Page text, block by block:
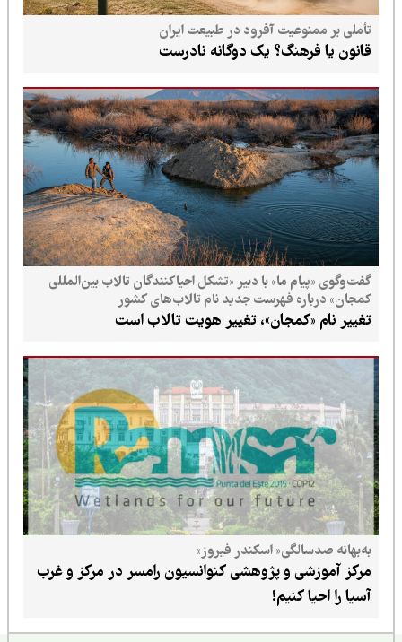
تأملی بر ممنوعیت آفرود در طبیعت ایران
قانون یا فرهنگ؟ یک دوگانه نادرست
گفت‌وگوی «پیام ما» با دبیر «تشکل احیاکنندگان تالاب بین‌المللی
کمجان» درباره فهرست جدید نام تالاب‌های کشور
تغییر نام «کمجان»، تغییر هویت تالاب است
به‌بهانه صدسالگی« اسکندر فیروز»
مرکز آموزشی و پژوهشی کنوانسیون رامسر در مرکز و غرب
آسیا را احیا کنیم!